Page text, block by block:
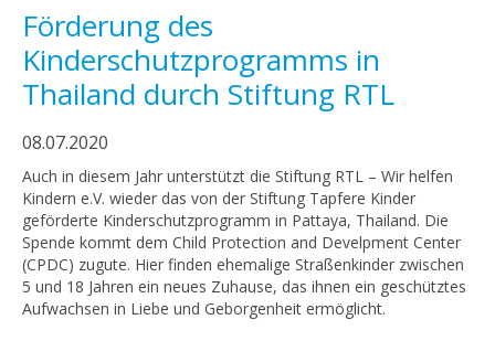
Förderung des
Kinderschutzprogramms in
Thailand durch Stiftung RTL
08.07.2020
Auch in diesem Jahr unterstützt die Stiftung RTL – Wir helfen
Kindern e.V. wieder das von der Stiftung Tapfere Kinder
geförderte Kinderschutzprogramm in Pattaya, Thailand. Die
Spende kommt dem Child Protection and Develpment Center
(CPDC) zugute. Hier finden ehemalige Straßenkinder zwischen
5 und 18 Jahren ein neues Zuhause, das ihnen ein geschütztes
Aufwachsen in Liebe und Geborgenheit ermöglicht.